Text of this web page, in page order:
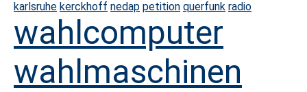
karlsruhe kerckhoff nedap petition querfunk radio
wahlcomputer
wahlmaschinen